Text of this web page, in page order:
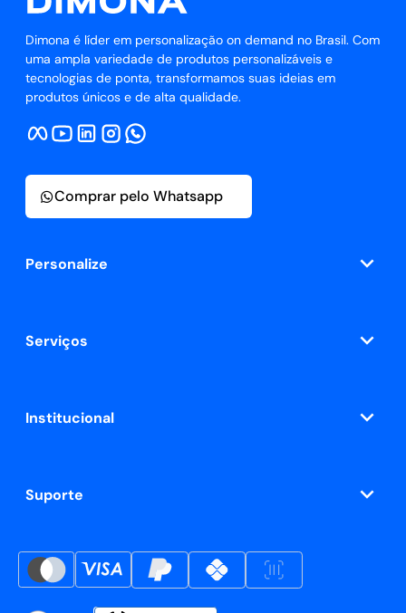
Dimona é líder em personalização on demand no Brasil. Com
uma ampla variedade de produtos personalizáveis e
tecnologias de ponta, transformamos suas ideias em
produtos únicos e de alta qualidade.
Personalize
Serviços
Institucional
Suporte
Comprar pelo Whatsapp